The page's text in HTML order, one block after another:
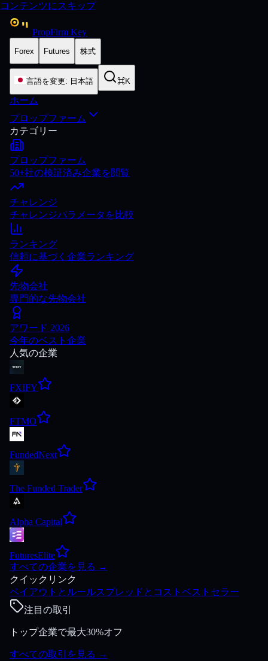
コンテンツにスキップ
PropFirm Key
Forex Futures 株式
言語を変更: 日本語 ⌘K
ホーム
プロップファーム
カテゴリー
プロップファーム
50+社の検証済み企業を閲覧
チャレンジ
チャレンジパラメータを比較
ランキング
信頼に基づく企業ランキング
先物会社
専門的な先物会社
アワード 2026
今年のベスト企業
人気の企業
FXIFY
FTMO
FundedNext
The Funded Trader
Alpha Capital
FuturesElite
すべての企業を見る →
クイックリンク
ペイアウトとルールスプレッドとコスト ベストセラー
注目の取引
トップ企業で最大30%オフ
すべての取引を見る →